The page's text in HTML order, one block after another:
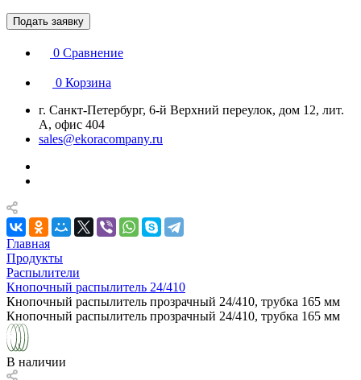
Подать заявку
0 Сравнение
0 Корзина
г. Санкт-Петербург, 6-й Верхний переулок, дом 12, лит.
А, офис 404
sales@ekoracompany.ru
Главная
Продукты
Распылители
Кнопочный распылитель 24/410
Кнопочный распылитель прозрачный 24/410, трубка 165 мм
Кнопочный распылитель прозрачный 24/410, трубка 165 мм
В наличии